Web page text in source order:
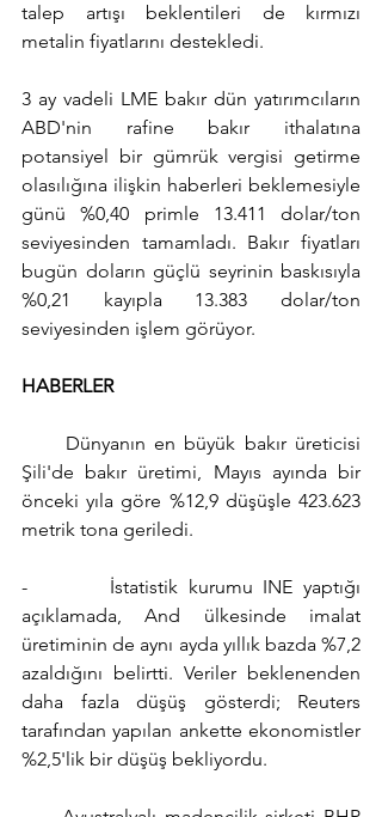
talep artışı beklentileri de kırmızı
metalin fiyatlarını destekledi.
3 ay vadeli LME bakır dün yatırımcıların
ABD'nin rafine bakır ithalatına
potansiyel bir gümrük vergisi getirme
olasılığına ilişkin haberleri beklemesiyle
günü %0,40 primle 13.411 dolar/ton
seviyesinden tamamladı. Bakır fiyatları
bugün doların güçlü seyrinin baskısıyla
%0,21 kayıpla 13.383 dolar/ton
seviyesinden işlem görüyor.
HABERLER
Dünyanın en büyük bakır üreticisi
Şili'de bakır üretimi, Mayıs ayında bir
önceki yıla göre %12,9 düşüşle 423.623
metrik tona geriledi.
-        İstatistik kurumu INE yaptığı
açıklamada, And ülkesinde imalat
üretiminin de aynı ayda yıllık bazda %7,2
azaldığını belirtti. Veriler beklenenden
daha fazla düşüş gösterdi; Reuters
tarafından yapılan ankette ekonomistler
%2,5'lik bir düşüş bekliyordu.